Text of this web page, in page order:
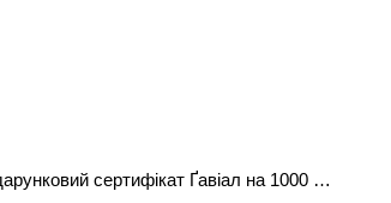
Подарунковий сертифікат Ґавіал на 1000 грн.